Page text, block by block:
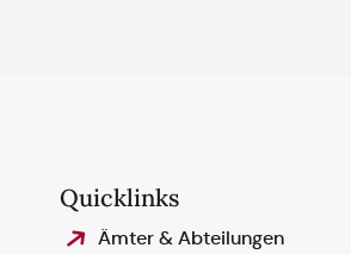
Quicklinks
Ämter & Abteilungen